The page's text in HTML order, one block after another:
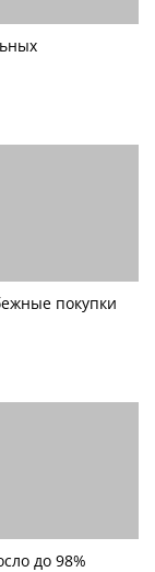
покупки
до 98%